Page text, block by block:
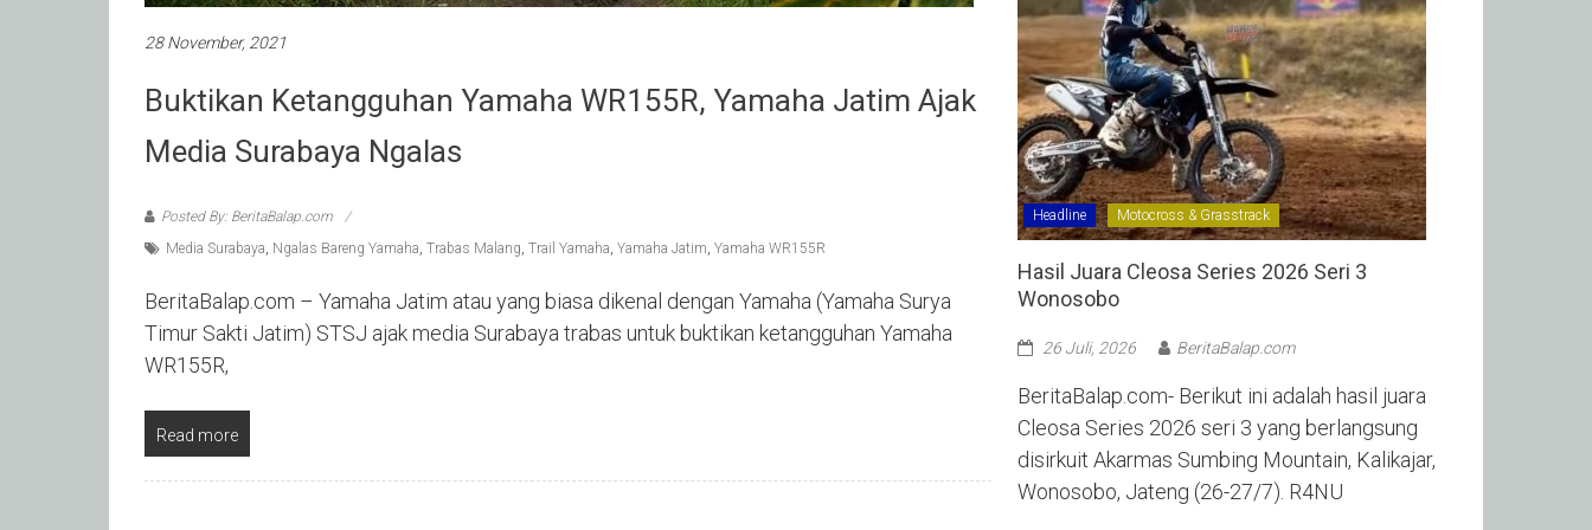
28 November, 2021
Buktikan Ketangguhan Yamaha WR155R, Yamaha Jatim Ajak
Media Surabaya Ngalas
Posted By: BeritaBalap.com
Media Surabaya, Ngalas Bareng Yamaha, Trabas Malang, Trail Yamaha, Yamaha Jatim, Yamaha WR155R
BeritaBalap.com – Yamaha Jatim atau yang biasa dikenal dengan Yamaha (Yamaha Surya
Timur Sakti Jatim) STSJ ajak media Surabaya trabas untuk buktikan ketangguhan Yamaha
WR155R,
Read more
Headline Motocross & Grasstrack
Hasil Juara Cleosa Series 2026 Seri 3
Wonosobo ‎
26 Juli, 2026 BeritaBalap.com
BeritaBalap.com- Berikut ini adalah hasil juara
Cleosa Series 2026 seri 3 yang berlangsung
disirkuit Akarmas Sumbing Mountain, Kalikajar,
Wonosobo, Jateng (26-27/7). R4NU